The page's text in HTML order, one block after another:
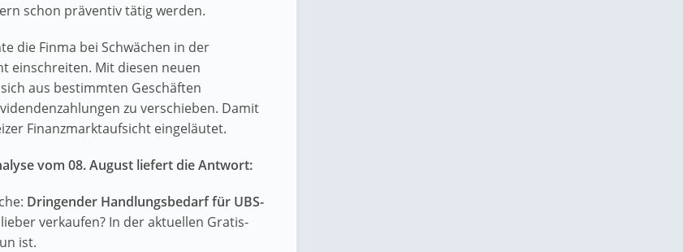
schon präventiv tätig werden.
die Finma bei Schwächen in der
einschreiten. Mit diesen neuen
aus bestimmten Geschäften
zu verschieben. Damit
Finanzmarktaufsicht eingeläutet.
vom 08. August liefert die Antwort:
Dringender Handlungsbedarf für UBS-
verkaufen? In der aktuellen Gratis-
ist.